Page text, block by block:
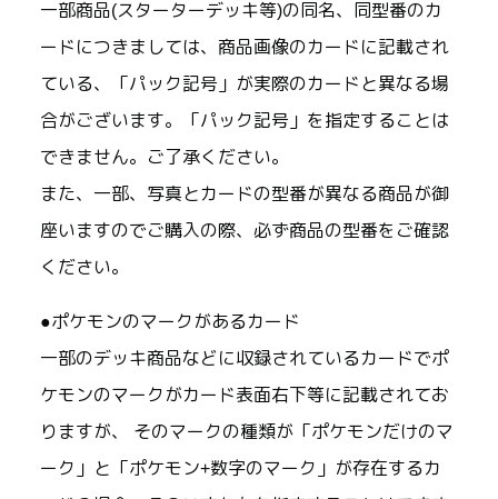
一部商品(スターターデッキ等)の同名、同型番のカ
ードにつきましては、商品画像のカードに記載され
ている、「パック記号」が実際のカードと異なる場
合がございます。「パック記号」を指定することは
できません。ご了承ください。
また、一部、写真とカードの型番が異なる商品が御
座いますのでご購入の際、必ず商品の型番をご確認
ください。
●ポケモンのマークがあるカード
一部のデッキ商品などに収録されているカードでポ
ケモンのマークがカード表面右下等に記載されてお
りますが、 そのマークの種類が「ポケモンだけのマ
ーク」と「ポケモン+数字のマーク」が存在するカ